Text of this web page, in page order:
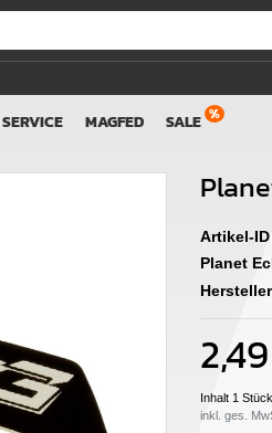
SERVICE MAGFED SALE
Artikel-ID
Planet
Hersteller
Inhalt 1 Stück
inkl. ges.